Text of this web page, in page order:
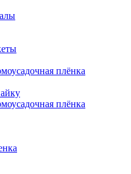
плёнка
плёнка